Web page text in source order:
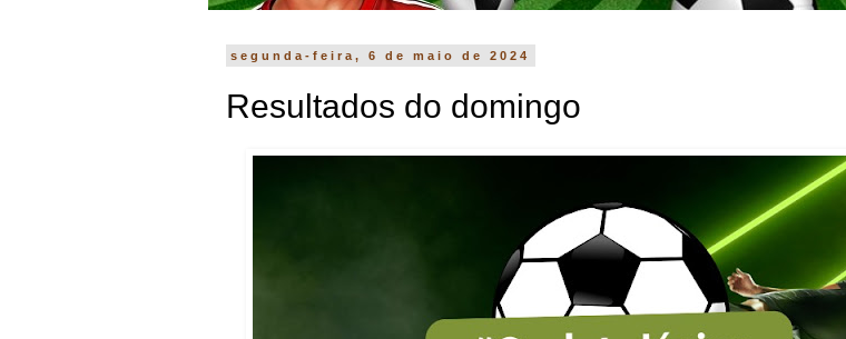
segunda-feira, 6 de maio de 2024
Resultados do domingo